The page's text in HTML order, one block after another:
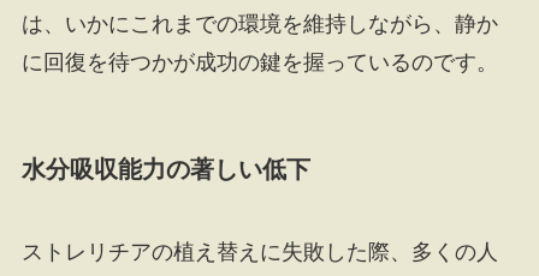
は、いかにこれまでの環境を維持しながら、静か
に回復を待つかが成功の鍵を握っているのです。
水分吸収能力の著しい低下
ストレリチアの植え替えに失敗した際、多くの人